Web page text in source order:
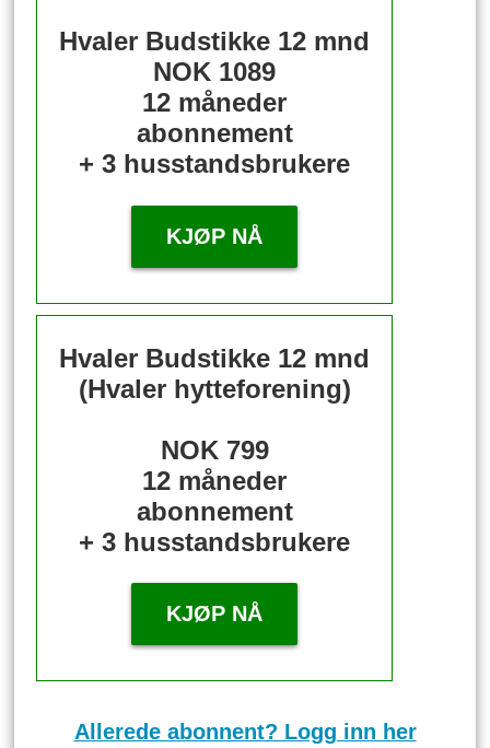
Hvaler Budstikke 12 mnd
NOK 1089
12 måneder
abonnement
+ 3 husstandsbrukere
KJØP NÅ
Hvaler Budstikke 12 mnd
(Hvaler hytteforening)
NOK 799
12 måneder
abonnement
+ 3 husstandsbrukere
KJØP NÅ
Allerede abonnent? Logg inn her